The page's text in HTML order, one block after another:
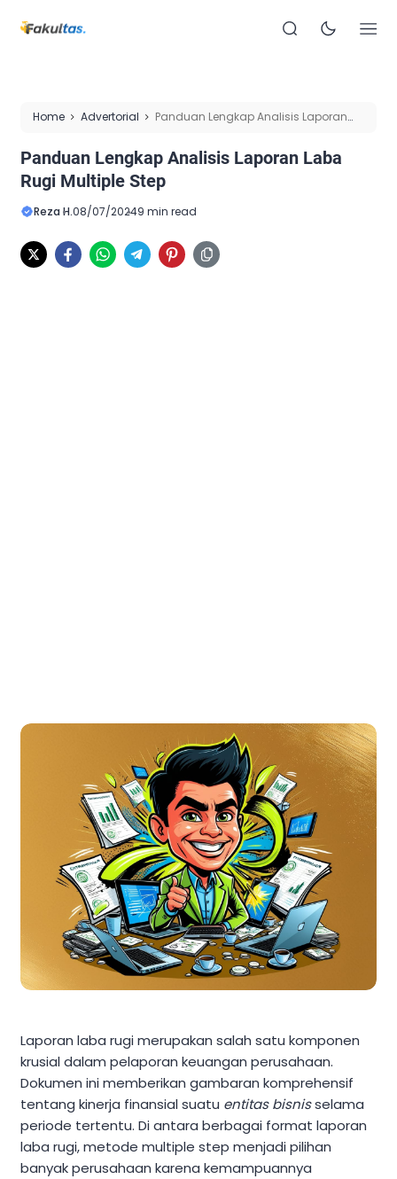
Home Advertorial
Panduan Lengkap Analisis Laporan
Panduan Lengkap Analisis Laporan Laba
Rugi Multiple Step
Reza H.08/07/20249 min read
Laporan laba rugi merupakan salah satu komponen
krusial dalam pelaporan keuangan perusahaan.
Dokumen ini memberikan gambaran komprehensif
tentang kinerja finansial suatu entitas bisnisselama
periode tertentu. Di antara berbagai format laporan
laba rugi, metode multiple step menjadi pilihan
banyak perusahaan karena kemampuannya